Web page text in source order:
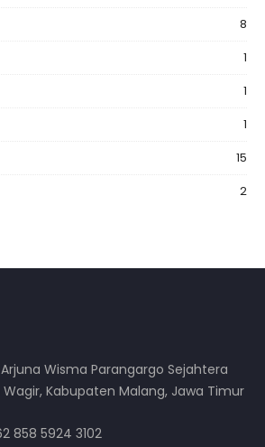
8
1
1
1
15
2
Wisma Parangargo Sejahtera
Kabupaten Malang, Jawa Timur
858 5924 3102